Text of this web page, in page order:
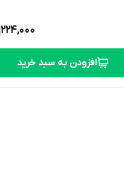
224,000
افزودن به سبد خرید